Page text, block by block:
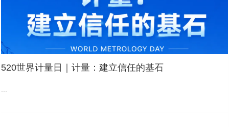
520世界计量日｜计量：建立信任的基石
...